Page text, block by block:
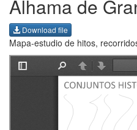
Alhama de
Download file
Mapa-estudio de hitos,